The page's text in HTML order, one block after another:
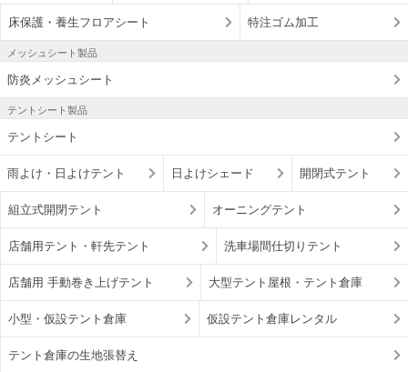
床保護・養生フロアシート 特注ゴム加工
メッシュシート製品
防炎メッシュシート
テントシート製品
テントシート
雨よけ・日よけテント 日よけシェード 開閉式テント
組立式開閉テント オーニングテント
店舗用テント・軒先テント 洗車場間仕切りテント
店舗用 手動巻き上げテント 大型テント屋根・テント倉庫
小型・仮設テント倉庫 仮設テント倉庫レンタル
テント倉庫の生地張替え